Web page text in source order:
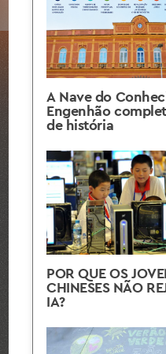
A Nave do
Engenhão
de história
POR QUE OS
CHINESES NÃO REJEITAM A
IA?